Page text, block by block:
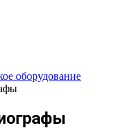
оборудование